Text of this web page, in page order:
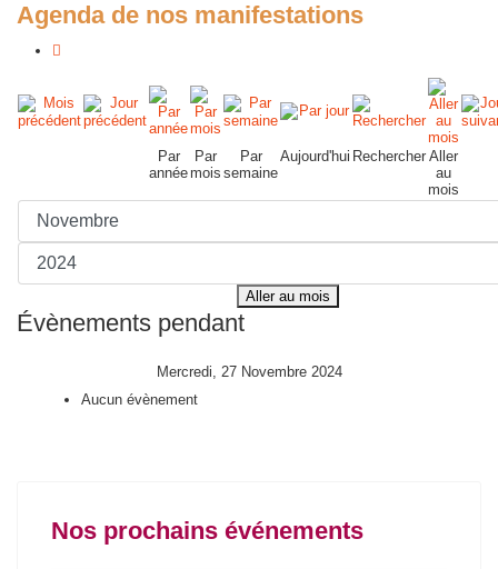
Agenda de nos manifestations
Par
année
Par
mois
Par
semaine
Aujourd'hui Rechercher Aller
au
mois
Aller au mois
Évènements pendant
Mercredi, 27 Novembre 2024
Aucun évènement
Nos prochains événements